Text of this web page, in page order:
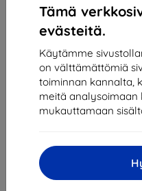
Tämä
evästeitä.
Käytämme
on välttämättömiä
toiminnan kannalta,
meitä analysoimaan
mukauttamaan
3mk Silky Matt Pro
Galaxy S22 Ultra 5G
Samsung Galaxy
13,42 €
Hinta ilman ALV:tä